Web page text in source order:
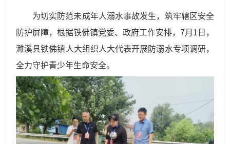
为切实防范未成年人溺水事故发生，筑牢辖区安全
防护屏障，根据铁佛镇党委、政府工作安排，7月1日，
濉溪县铁佛镇人大组织人大代表开展防溺水专项调研，
全力守护青少年生命安全。